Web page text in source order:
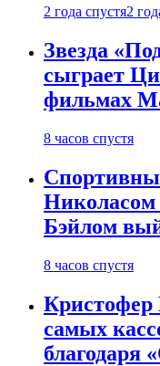
2 года спустя2
Звезда
сыграет
фильмах
8 часов спустя
Бэйлом
8 часов спустя
Кристофер
самых
благодаря